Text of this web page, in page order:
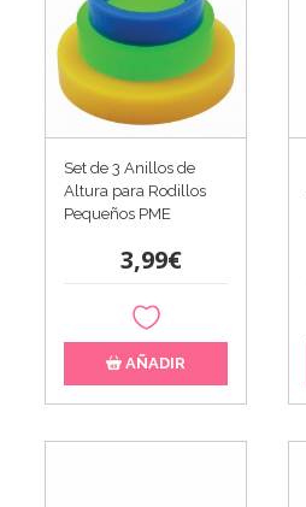
Set de 3 Anillos de
Altura para Rodillos
Pequeños PME
3,99€
AÑADIR